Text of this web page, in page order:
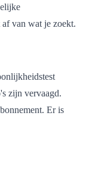
van wat je zoekt.
zijn vervaagd.
Er is